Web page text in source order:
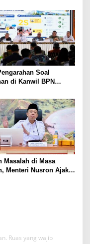
Soal
di Kanwil BPN
Gunakan Sudut
Masyarakat
Masalah di Masa
Menteri Nusron Ajak
Ruas yang wajib